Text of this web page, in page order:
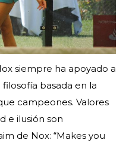
siempre ha apoyado a
basada en la
campeones. Valores
e ilusión son
de Nox: “Makes you